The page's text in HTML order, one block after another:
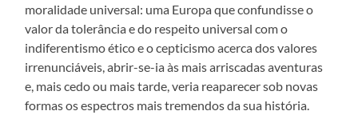
moralidade universal: uma Europa que confundisse o
valor da tolerância e do respeito universal com o
indiferentismo ético e o cepticismo acerca dos valores
irrenunciáveis, abrir-se-ia às mais arriscadas aventuras
e, mais cedo ou mais tarde, veria reaparecer sob novas
formas os espectros mais tremendos da sua história.